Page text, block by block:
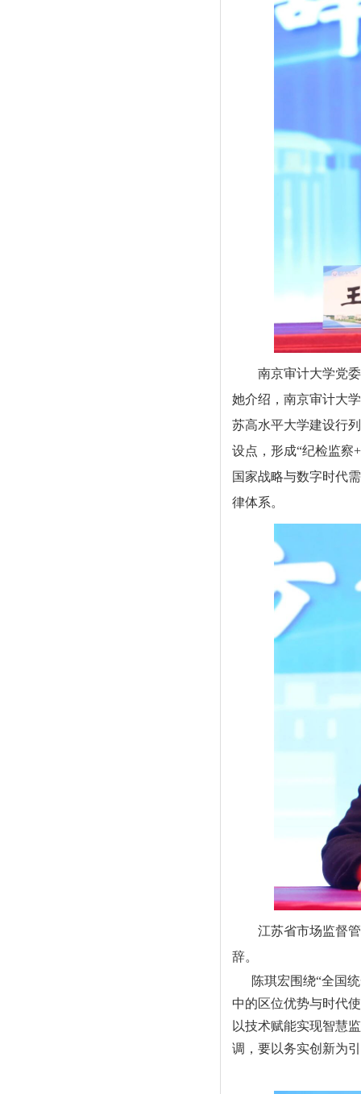
南京审计大学党
她介绍，南京审计大
苏高水平大学建设行
设点，形成“纪检监察
国家战略与数字时代
律体系。
江苏省市场监督
辞。
陈琪宏围绕“全国
中的区位优势与时代
以技术赋能实现智慧
调，要以务实创新为